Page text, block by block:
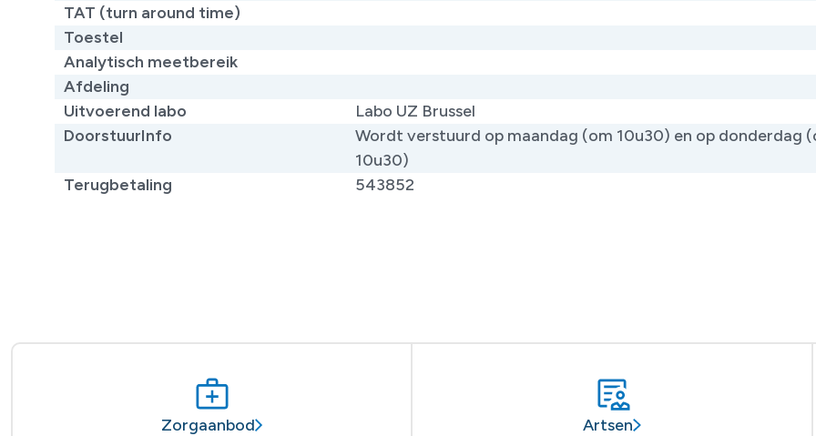
TAT (turn around time)
Toestel
Analytisch meetbereik
Afdeling
Uitvoerend labo
Labo UZ Brussel
DoorstuurInfo
Wordt verstuurd op maandag (om 10u30) en op donderdag
10u30)
Terugbetaling
543852
Zorgaanbod Artsen